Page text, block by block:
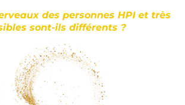
des personnes HPI et très
sont-ils différents ?